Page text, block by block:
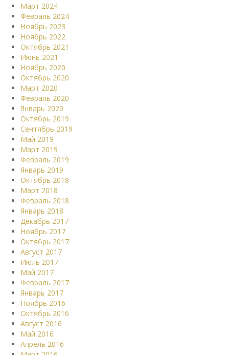
Март 2024
Февраль 2024
Ноябрь 2023
Ноябрь 2022
Октябрь 2021
Июнь 2021
Ноябрь 2020
Октябрь 2020
Март 2020
Февраль 2020
Январь 2020
Октябрь 2019
Сентябрь 2019
Май 2019
Март 2019
Февраль 2019
Январь 2019
Октябрь 2018
Март 2018
Февраль 2018
Январь 2018
Декабрь 2017
Ноябрь 2017
Октябрь 2017
Август 2017
Июль 2017
Май 2017
Февраль 2017
Январь 2017
Ноябрь 2016
Октябрь 2016
Август 2016
Май 2016
Апрель 2016